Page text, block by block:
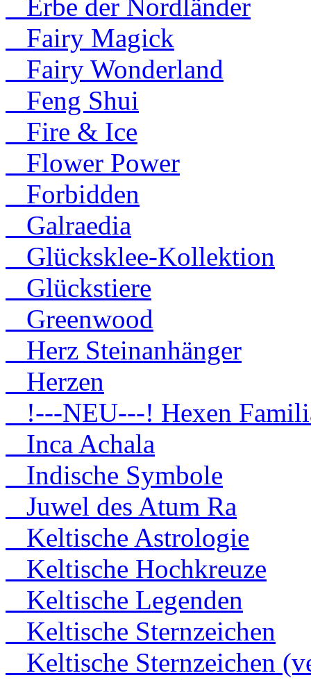
Erbe der Nordländer
Fairy Magick
Fairy Wonderland
Feng Shui
Fire & Ice
Flower Power
Forbidden
Galraedia
Glücksklee-Kollektion
Glückstiere
Greenwood
Herz Steinanhänger
Herzen
!---NEU---! Hexen
Inca Achala
Indische Symbole
Juwel des Atum Ra
Keltische Astrologie
Keltische Hochkreuze
Keltische Legenden
Keltische Sternzeichen
Keltische Sternzeichen